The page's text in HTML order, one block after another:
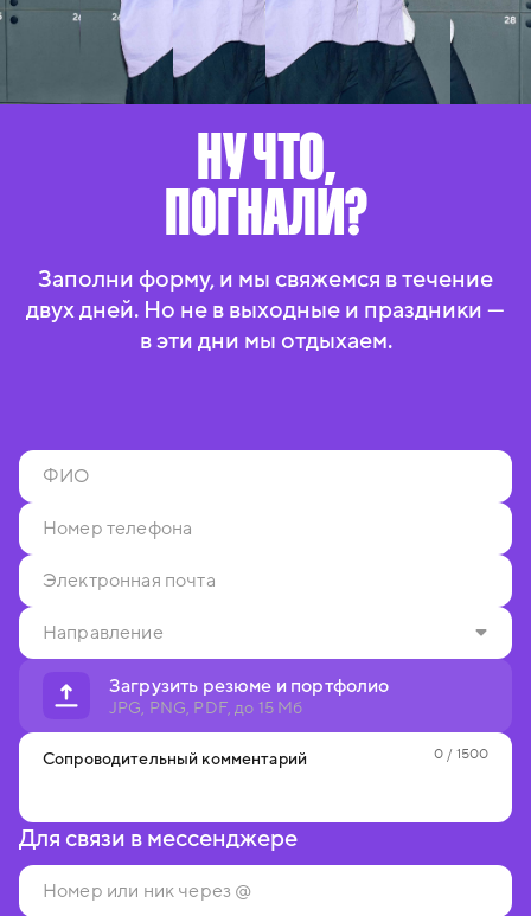
НУ ЧТО,
ПОГНАЛИ?
Заполни форму, и мы свяжемся в течение
двух дней. Но не в выходные и праздники —
в эти дни мы отдыхаем.
Загрузить резюме и портфолио
JPG, PNG, PDF, до 15 Мб
Сопроводительный комментарий 0 / 1500
Для связи в мессенджере